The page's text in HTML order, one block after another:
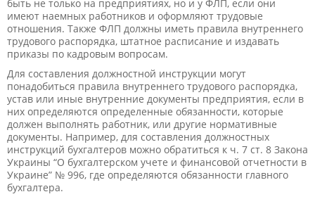
быть не только на предприятиях, но и у ФЛП, если они
имеют наемных работников и оформляют трудовые
отношения. Также ФЛП должны иметь правила внутреннего
трудового распорядка, штатное расписание и издавать
приказы по кадровым вопросам.
Для составления должностной инструкции могут
понадобиться правила внутреннего трудового распорядка,
устав или иные внутренние документы предприятия, если в
них определяются определенные обязанности, которые
должен выполнять работник, или другие нормативные
документы. Например, для составления должностных
инструкций бухгалтеров можно обратиться к ч. 7 ст. 8 Закона
Украины “О бухгалтерском учете и финансовой отчетности в
Украине” № 996, где определяются обязанности главного
бухгалтера.